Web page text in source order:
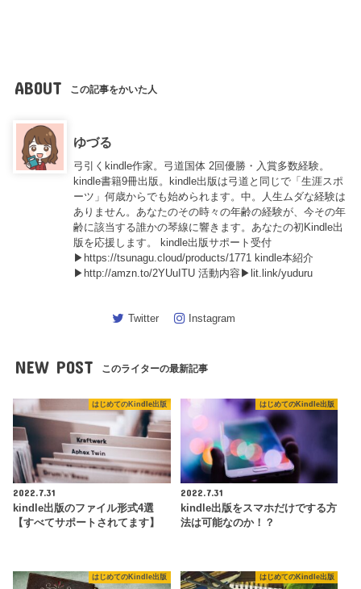
ABOUT この記事をかいた人
ゆづる
弓引くkindle作家。弓道国体 2回優勝・入賞多数経験。
kindle書籍9冊出版。kindle出版は弓道と同じで「生涯スポ
ーツ」何歳からでも始められます。中。人生ムダな経験は
ありません。あなたのその時々の年齢の経験が、今その年
齢に該当する誰かの琴線に響きます。あなたの初Kindle出
版を応援します。 kindle出版サポート受付
▶https://tsunagu.cloud/products/1771 kindle本紹介
▶http://amzn.to/2YUuITU 活動内容▶lit.link/yuduru
Twitter Instagram
NEW POST このライターの最新記事
はじめてのKindle出版
2022.7.31
kindle出版のファイル形式4選
【すべてサポートされてます】
はじめてのKindle出版
2022.7.31
kindle出版をスマホだけでする方
法は可能なのか！？
はじめてのKindle出版 はじめてのKindle出版